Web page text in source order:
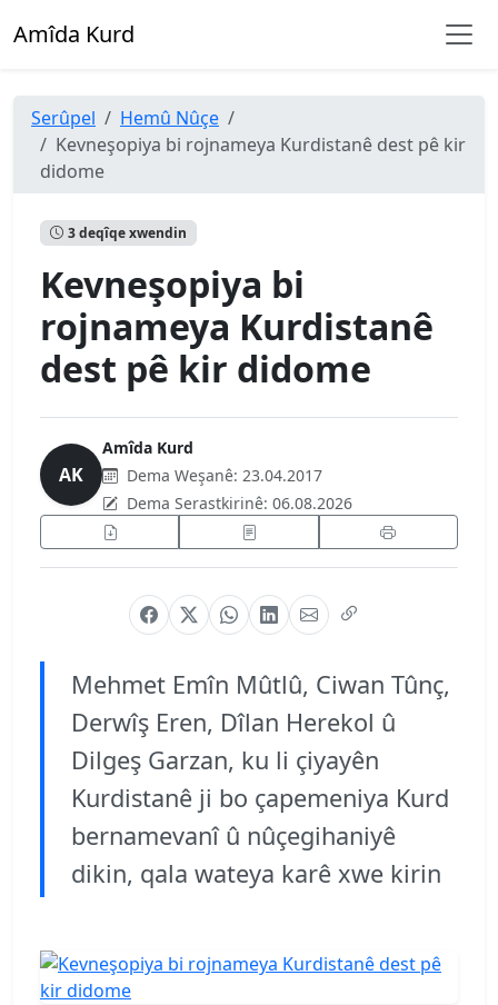
Amîda Kurd
Serûpel
Hemû Nûçe
Kevneşopiya bi rojnameya Kurdistanê dest pê kir
didome
3 deqîqe xwendin
Kevneşopiya bi
rojnameya Kurdistanê
dest pê kir didome
AK
Amîda Kurd
Dema Weşanê: 23.04.2017
Dema Serastkirinê: 06.08.2026
Mehmet Emîn Mûtlû, Ciwan Tûnç,
Derwîş Eren, Dîlan Herekol û
Dilgeş Garzan, ku li çiyayên
Kurdistanê ji bo çapemeniya Kurd
bernamevanî û nûçegihaniyê
dikin, qala wateya karê xwe kirin